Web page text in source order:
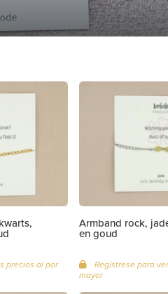
precios al por
Armband rock,
en goud
Regístrese para
mayor